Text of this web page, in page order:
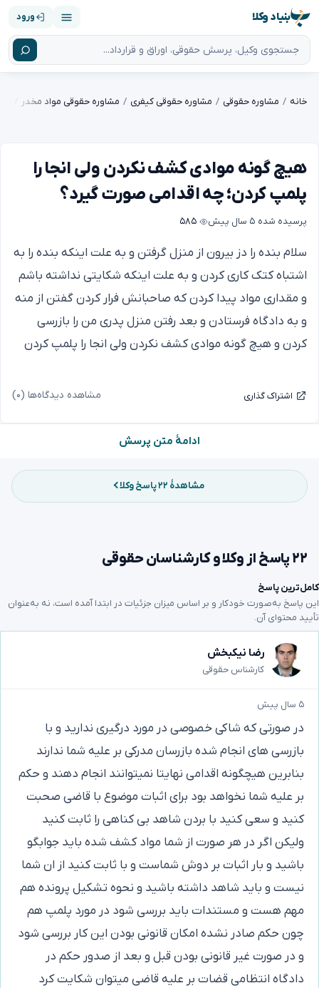
بنیاد وکلا ورود
خانه مشاوره حقوقی مشاوره حقوقی کیفری مشاوره حقوقی مواد مخدر
هیچ گونه موادی کشف نکردن ولی انجا را
پلمپ کردن؛ چه اقدامی صورت گیرد؟
پرسیده شده ۵ سال پیش ۵۸۵
سلام بنده را دز بیرون از منزل گرفتن و به علت اینکه بنده را به
اشتباه کتک کاری کردن و به علت اینکه شکایتی نداشته باشم
و مقداری مواد پیدا کردن که صاحبانش فرار کردن گفتن از منه
و به دادگاه فرستادن و بعد رفتن منزل پدری من را بازرسی
کردن و هیچ گونه موادی کشف نکردن ولی انجا را پلمپ کردن
اشتراک گذاری مشاهده دیدگاه‌ها (۰)
ادامهٔ متن پرسش
مشاهدهٔ ۲۲ پاسخ وکلا
۲۲ پاسخ از وکلا و کارشناسان حقوقی
کامل‌ترین پاسخ
این پاسخ به‌صورت خودکار و بر اساس میزان جزئیات در ابتدا آمده است، نه به‌عنوان
تأیید محتوای آن.
رضا نیکبخش
کارشناس حقوقی
۵ سال پیش
در صورتی که شاکی خصوصی در مورد درگیری ندارید و با
بازرسی های انجام شده بازرسان مدرکی بر علیه شما ندارند
بنابرین هیچگونه اقدامی نهایتا نمیتوانند انجام دهند و حکم
بر علیه شما نخواهد بود برای اثبات موضوع با قاضی صحبت
کنید و سعی کنید با بردن شاهد بی کناهی را ثابت کنید
ولیکن اگر در هر صورت از شما مواد کشف شده باید جوابگو
باشید و بار اثبات بر دوش شماست و با ثابت کنید از ان شما
نیست و باید شاهد داشته باشید و نحوه تشکیل پرونده هم
مهم هست و مستندات باید بررسی شود در مورد پلمپ هم
چون حکم صادر نشده امکان قانونی بودن این کار بررسی شود
و در صورت غیر قانونی بودن قبل و بعد از صدور حکم در
دادگاه انتظامی قضات بر علیه قاضی میتوان شکایت کرد